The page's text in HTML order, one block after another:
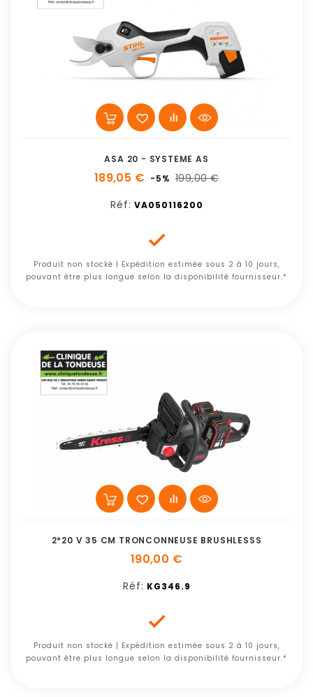
ASA 20 - SYSTEME AS
189,05 € -5% 199,00 €
Réf: VA050116200

Produit non stocké | Expédition estimée sous 2 à 10 jours,
pouvant être plus longue selon la disponibilité fournisseur.*
2*20 V 35 CM TRONCONNEUSE BRUSHLESSS
190,00 €
Réf: KG346.9

Produit non stocké | Expédition estimée sous 2 à 10 jours,
pouvant être plus longue selon la disponibilité fournisseur.*